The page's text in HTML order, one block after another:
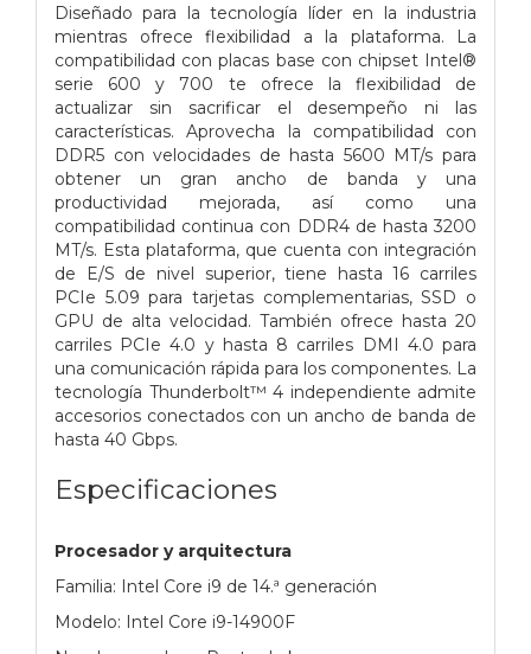
Diseñado para la tecnología líder en la industria
mientras ofrece flexibilidad a la plataforma. La
compatibilidad con placas base con chipset Intel®
serie 600 y 700 te ofrece la flexibilidad de
actualizar sin sacrificar el desempeño ni las
características. Aprovecha la compatibilidad con
DDR5 con velocidades de hasta 5600 MT/s para
obtener un gran ancho de banda y una
productividad mejorada, así como una
compatibilidad continua con DDR4 de hasta 3200
MT/s. Esta plataforma, que cuenta con integración
de E/S de nivel superior, tiene hasta 16 carriles
PCIe 5.09 para tarjetas complementarias, SSD o
GPU de alta velocidad. También ofrece hasta 20
carriles PCIe 4.0 y hasta 8 carriles DMI 4.0 para
una comunicación rápida para los componentes. La
tecnología Thunderbolt™ 4 independiente admite
accesorios conectados con un ancho de banda de
hasta 40 Gbps.
Especificaciones
Procesador y arquitectura
Familia: Intel Core i9 de 14.ª generación
Modelo: Intel Core i9-14900F